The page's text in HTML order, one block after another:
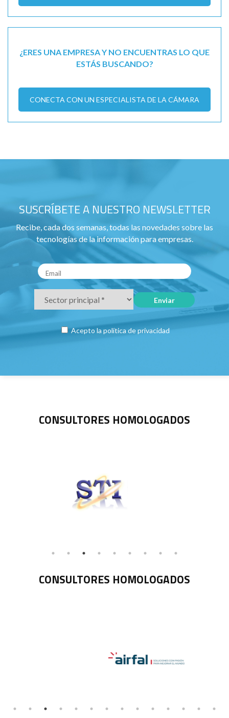
¿ERES UNA EMPRESA Y NO ENCUENTRAS LO QUE
ESTÁS BUSCANDO?
CONECTA CON UN ESPECIALISTA DE LA CÁMARA
SUSCRÍBETE A NUESTRO NEWSLETTER
Recibe, cada dos semanas, todas las novedades sobre las
tecnologías de la información para empresas.
Acepto la política de privacidad
CONSULTORES HOMOLOGADOS
CONSULTORES HOMOLOGADOS